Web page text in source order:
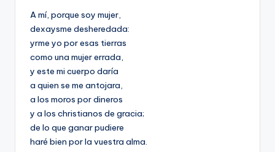
A mí, porque soy mujer,
dexaysme desheredada:
yrme yo por esas tierras
como una mujer errada,
y este mi cuerpo daría
a quien se me antojara,
a los moros por dineros
y a los christianos de gracia;
de lo que ganar pudiere
haré bien por la vuestra alma.